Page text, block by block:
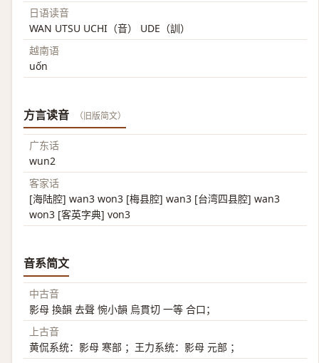
日语读音
WAN UTSU UCHI（音） UDE（訓）
越南语
uốn
方言读音 （旧版简文）
广东话
wun2
客家话
[海陆腔] wan3 won3 [梅县腔] wan3 [台湾四县腔] wan3
won3 [客英字典] von3
音系简文
中古音
影母 換韻 去聲 惋小韻 烏貫切 一等 合口；
上古音
黄侃系统：影母 寒部 ；王力系统：影母 元部 ；